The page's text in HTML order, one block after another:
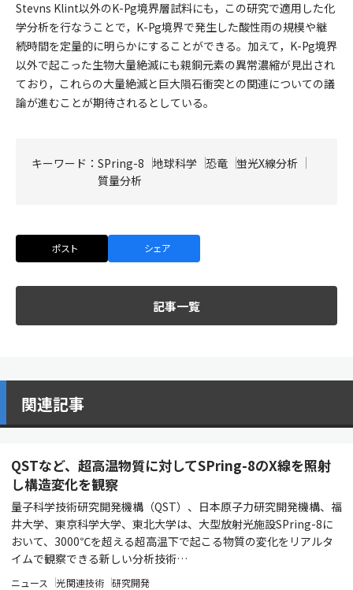
Stevns Klint以外のK-Pg境界層試料にも，この研究で適用した化
学分析を行なうことで，K-Pg境界で発生した酸性雨の規模や継
続時間を定量的に明らかにすることができる。加えて，K-Pg境界
以外で起こった生物大量絶滅にも親銅元素の異常濃縮が見出され
ており，これらの大量絶滅と巨大隕石衝突との関連についての議
論が進むことが期待されるとしている。
キーワード： SPring-8 地球科学 恐竜 蛍光X線分析
質量分析
ポスト シェア
記事一覧
関連記事
QSTなど、超高温物質に対してSPring-8のX線を照射
し構造変化を観察
量子科学技術研究開発機構（QST）、日本原子力研究開発機構、福
井大学、東京科学大学、東北大学は、大型放射光施設SPring-8に
おいて、3000℃を超える超高温下で起こる物質の変化をリアルタ
イムで観察できる新しい分析技術…
ニュース 光関連技術 研究開発